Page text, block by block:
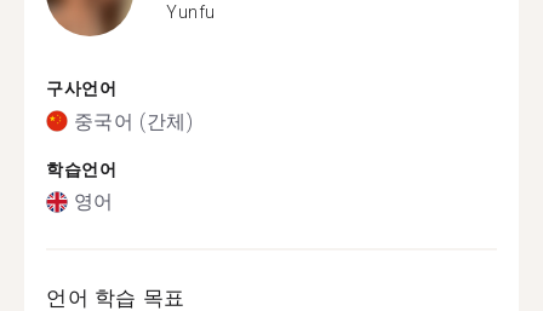
Yunfu
구사언어
중국어 (간체)
학습언어
영어
언어 학습 목표